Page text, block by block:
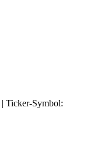
| Ticker-Symbol: